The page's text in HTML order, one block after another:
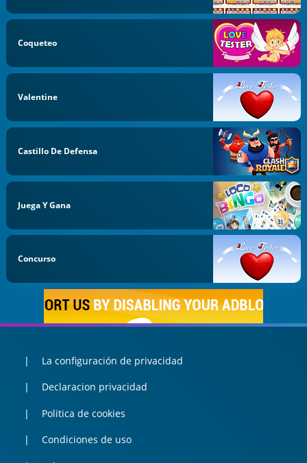
Coqueteo
Valentine
Castillo De Defensa
Juega Y Gana
Concurso
La configuración de privacidad
Declaracion privacidad
Politica de cookies
Condiciones de uso